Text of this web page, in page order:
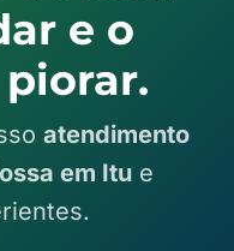
e o
atendimento
em Itu e